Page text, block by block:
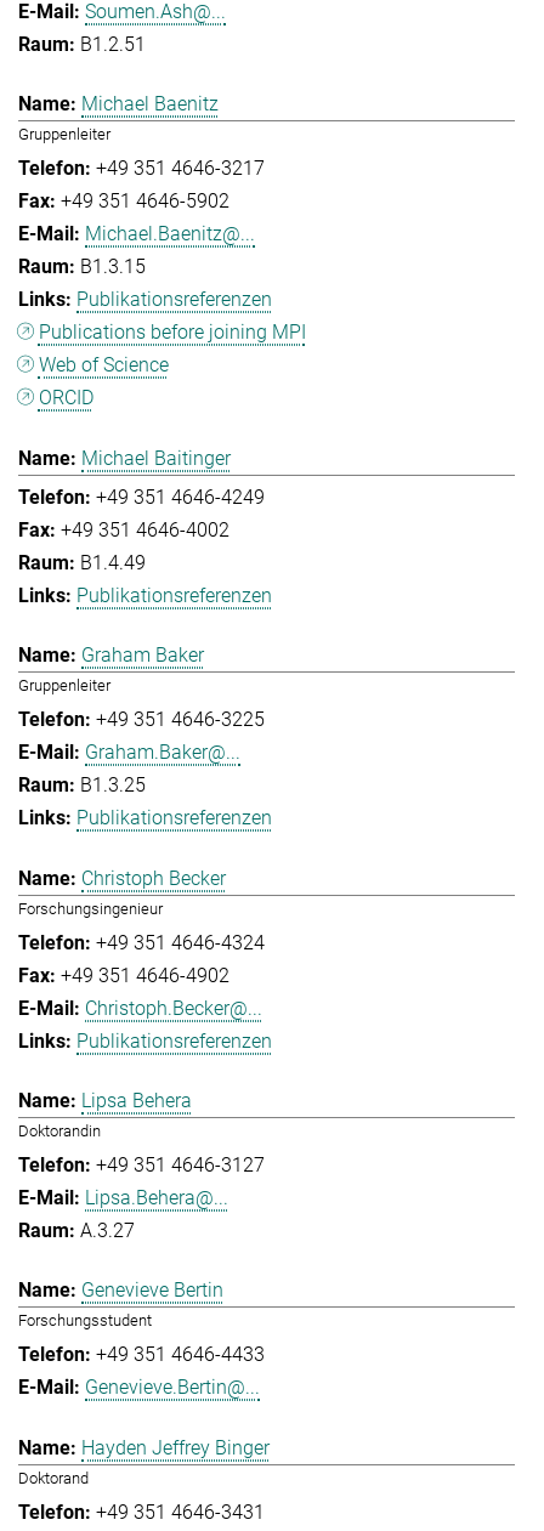
Soumen.Ash@...
B1.2.51
Michael Baenitz
Gruppenleiter
+49 351 4646-3217
+49 351 4646-5902
Michael.Baenitz@...
B1.3.15
Publikationsreferenzen
Publications before joining MPI
Web of Science
ORCID
Michael Baitinger
+49 351 4646-4249
+49 351 4646-4002
B1.4.49
Publikationsreferenzen
Graham Baker
Gruppenleiter
+49 351 4646-3225
Graham.Baker@...
B1.3.25
Publikationsreferenzen
Christoph Becker
Forschungsingenieur
+49 351 4646-4324
+49 351 4646-4902
Christoph.Becker@...
Publikationsreferenzen
Lipsa Behera
Doktorandin
+49 351 4646-3127
Lipsa.Behera@...
A.3.27
Genevieve Bertin
Forschungsstudent
+49 351 4646-4433
Genevieve.Bertin@...
Hayden Jeffrey Binger
Doktorand
+49 351 4646-3431